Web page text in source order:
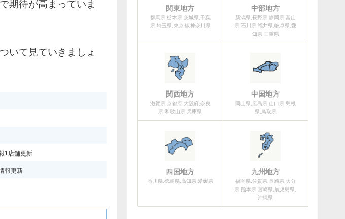
期待が高まっていま
いて見ていきましょ
1店舗更新
報更新
関東地方
群馬県,栃木県,茨城県,千葉
県,埼玉県,東京都,神奈川県
中部地方
新潟県,長野県,静岡県,富山
県,石川県,福井県,岐阜県,愛
知県,三重県
関西地方
滋賀県,京都府,大阪府,奈良
県,和歌山県,兵庫県
中国地方
岡山県,広島県,山口県,島根
県,鳥取県
四国地方
香川県,徳島県,高知県,愛媛県
九州地方
福岡県,佐賀県,長崎県,大分
県,熊本県,宮崎県,鹿児島県,
沖縄県